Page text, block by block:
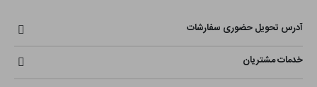
آدرس تحویل حضوری سفارشات
خدمات مشتریان